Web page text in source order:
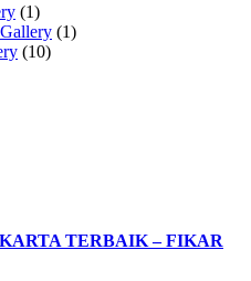
(1)
(1)
(10)
TERBAIK – FIKAR